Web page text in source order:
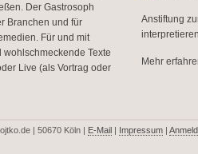
Der Gastrosoph
Branchen und für
Für und mit
Texte
Live (als Vortrag oder
Anstiftung
Mehr
| 50670 Köln | E-Mail | Impressum |